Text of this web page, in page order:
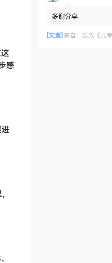
感
多谢分享
[文章] 来自： 凯叔《儿童